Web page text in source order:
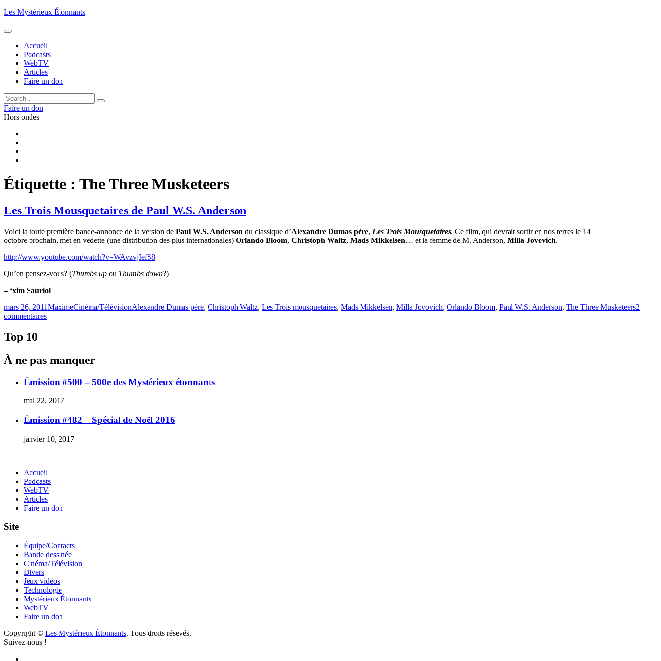
Aller
contenu
Les Mystérieux Étonnants
Accueil
Podcasts
WebTV
Articles
Faire un don
Rechercher :
Rechercher
Faire un don
Hors ondes
Étiquette : The Three Musketeers
Les Trois Mousquetaires de Paul W.S. Anderson
Voici la toute première bande-annonce de la version de Paul W.S. Anderson du classique d’Alexandre Dumas père, Les Trois Mousquetaires. Ce film, qui devrait sortir en nos terres le 14
octobre prochain, met en vedette (une distribution des plus internationales) Orlando Bloom, Christoph Waltz, Mads Mikkelsen… et la femme de M. Anderson, Milla Jovovich.
http://www.youtube.com/watch?v=WAvzvjIefS8
Qu’en pensez-vous? (Thumbs up ou Thumbs down?)
– ‘xim Sauriol
Publié
le
mars 26, 2011MaximeCatégories
Cinéma/TélévisionÉtiquettes
Alexandre Dumas père, Christoph Waltz, Les Trois mousquetaires, Mads Mikkelsen, Milla Jovovich, Orlando Bloom, Paul W.S. Anderson, The Three Musketeers2
commentairessur
Paul
Anderson
Top 10
À ne pas manquer
Émission #500 – 500e des Mystérieux étonnants
mai 22, 2017
Émission #482 – Spécial de Noël 2016
janvier 10, 2017
Accueil
Podcasts
WebTV
Articles
Faire un don
Site
Équipe/Contacts
Bande dessinée
Cinéma/Télévision
Divers
Jeux vidéos
Technologie
Mystérieux Étonnants
WebTV
Faire un don
Copyright © Les Mystérieux Étonnants. Tous droits résevés.
Suivez-nous !